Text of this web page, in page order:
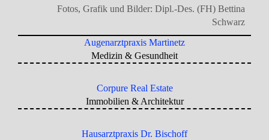
Fotos, Grafik und Bilder: Dipl.-Des. (FH) Bettina
Schwarz
Augenarztpraxis Martinetz
Medizin & Gesundheit
Corpure Real Estate
Immobilien & Architektur
Hausarztpraxis Dr. Bischoff